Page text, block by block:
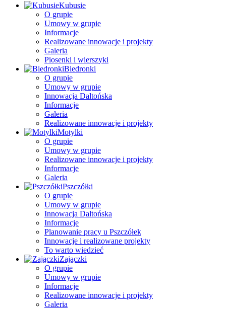
Kubusie
O grupie
Umowy w grupie
Informacje
Realizowane innowacje i projekty
Galeria
Piosenki i wierszyki
Biedronki
O grupie
Umowy w grupie
Innowacja Daltońska
Informacje
Galeria
Realizowane innowacje i projekty
Motylki
O grupie
Umowy w grupie
Realizowane innowacje i projekty
Informacje
Galeria
Pszczółki
O grupie
Umowy w grupie
Innowacja Daltońska
Informacje
Planowanie pracy u Pszczółek
Innowacje i realizowane projekty
To warto wiedzieć
Zajączki
O grupie
Umowy w grupie
Informacje
Realizowane innowacje i projekty
Galeria